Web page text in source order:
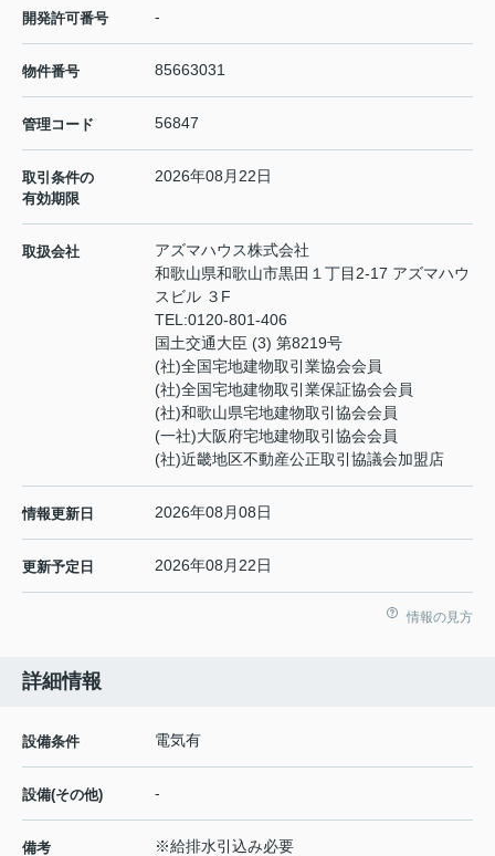
開発許可番号 -
物件番号 85663031
管理コード 56847
取引条件の
有効期限
2026年08月22日
取扱会社
アズマハウス株式会社
和歌山県和歌山市黒田１丁目2-17 アズマハウ
スビル ３F
TEL:0120-801-406
国土交通大臣 (3) 第8219号
(社)全国宅地建物取引業協会会員
(社)全国宅地建物取引業保証協会会員
(社)和歌山県宅地建物取引協会会員
(一社)大阪府宅地建物取引協会会員
(社)近畿地区不動産公正取引協議会加盟店
情報更新日 2026年08月08日
更新予定日 2026年08月22日
情報の見方
詳細情報
設備条件 電気有
設備(その他) -
備考 ※給排水引込み必要